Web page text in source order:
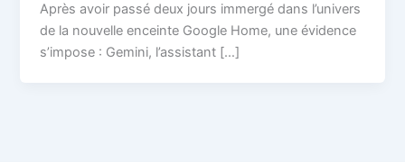
Après avoir passé deux jours immergé dans l’univers
de la nouvelle enceinte Google Home, une évidence
s’impose : Gemini, l’assistant […]